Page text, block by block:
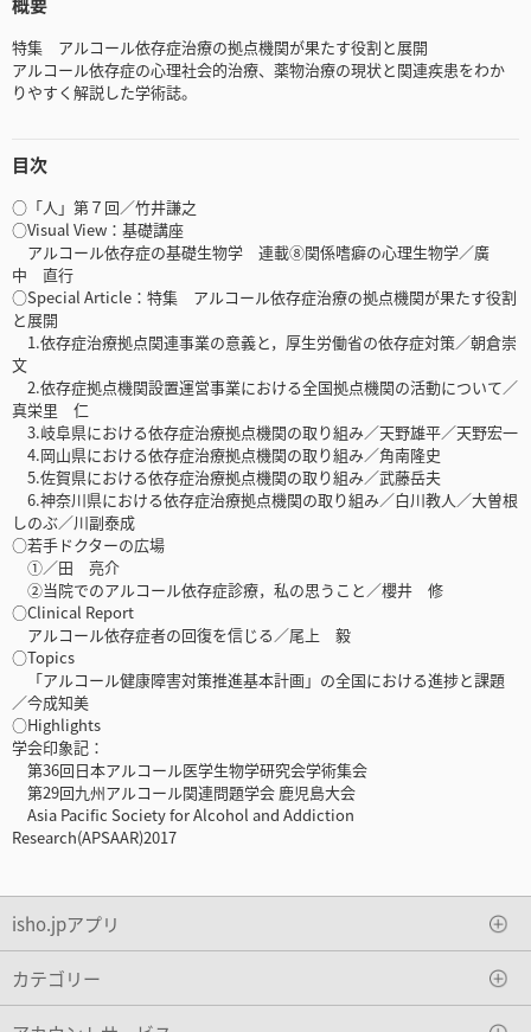
特集 アルコール依存症治療の拠点機関が果たす役割と展開
アルコール依存症の心理社会的治療、薬物治療の現状と関連疾患をわか
りやすく解説した学術誌。
目次
○「人」第７回／竹井謙之
○Visual View：基礎講座
アルコール依存症の基礎生物学 連載⑧関係嗜癖の心理生物学／廣
中 直行
○Special Article：特集 アルコール依存症治療の拠点機関が果たす役割
と展開
1.依存症治療拠点関連事業の意義と，厚生労働省の依存症対策／朝倉崇
文
2.依存症拠点機関設置運営事業における全国拠点機関の活動について／
真栄里 仁
3.岐阜県における依存症治療拠点機関の取り組み／天野雄平／天野宏一
4.岡山県における依存症治療拠点機関の取り組み／角南隆史
5.佐賀県における依存症治療拠点機関の取り組み／武藤岳夫
6.神奈川県における依存症治療拠点機関の取り組み／白川教人／大曽根
しのぶ／川副泰成
○若手ドクターの広場
①／田 亮介
②当院でのアルコール依存症診療，私の思うこと／櫻井 修
○Clinical Report
アルコール依存症者の回復を信じる／尾上 毅
○Topics
「アルコール健康障害対策推進基本計画」の全国における進捗と課題
／今成知美
○Highlights
学会印象記：
第36回日本アルコール医学生物学研究会学術集会
第29回九州アルコール関連問題学会 鹿児島大会
Asia Pacific Society for Alcohol and Addiction
Research(APSAAR)2017
isho.jpアプリ
カテゴリー